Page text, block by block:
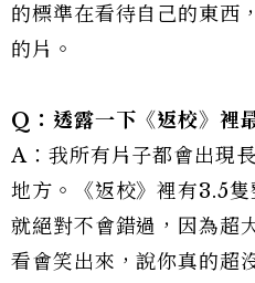
的標準在看待自己的東西
的片。
Q：透露一下《返校》裡
A：我所有片子都會出現
地方。《返校》裡有3.5
就絕對不會錯過，因為超
看會笑出來，說你真的超